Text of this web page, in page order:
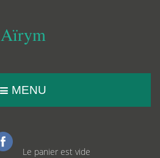
Aïrym
MENU
Le panier est vide